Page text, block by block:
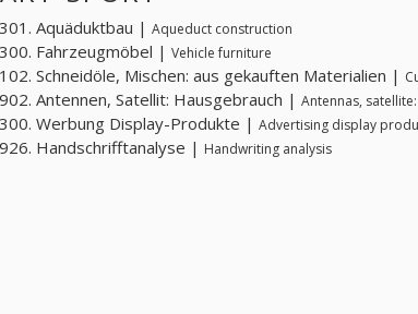
Aquäduktbau | Aqueduct construction
Fahrzeugmöbel | Vehicle furniture
Schneidöle, Mischen: aus gekauften Materialien |
Antennen, Satellit: Hausgebrauch | Antennas,
Werbung Display-Produkte | Advertising display
Handschrifftanalyse | Handwriting analysis